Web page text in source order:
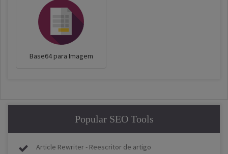
Base64 para Imagem
Popular SEO Tools
Article Rewriter - Reescritor de artigo